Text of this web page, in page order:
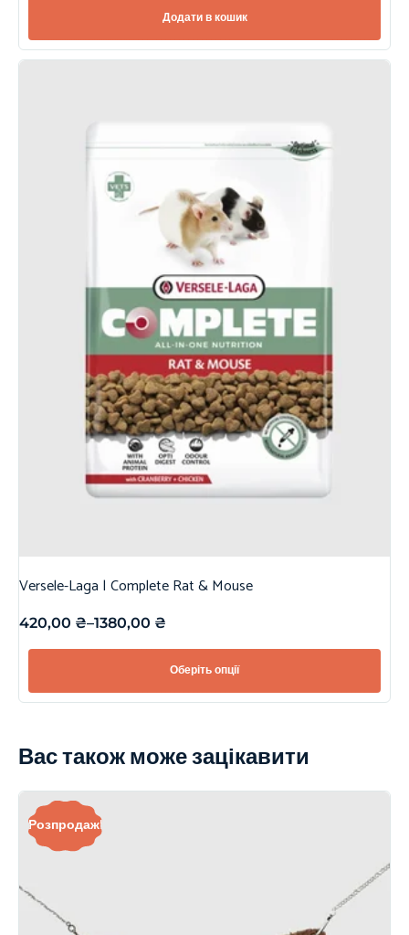
Додати в кошик
Versele-Laga | Complete Rat & Mouse
420,00 ₴–1380,00 ₴
Оберіть опції
Вас також може зацікавити
Розпродаж!